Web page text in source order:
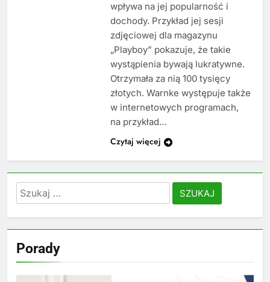
wpływa na jej popularność i
dochody. Przykład jej sesji
zdjęciowej dla magazynu
„Playboy” pokazuje, że takie
wystąpienia bywają lukratywne.
Otrzymała za nią 100 tysięcy
złotych. Warnke występuje także
w internetowych programach,
na przykład…
Czytaj więcej
Szukaj:
Porady